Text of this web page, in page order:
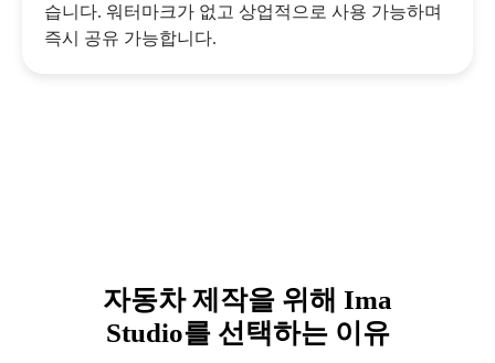
습니다. 워터마크가 없고 상업적으로 사용 가능하며
즉시 공유 가능합니다.
자동차 제작을 위해 Ima
Studio를 선택하는 이유